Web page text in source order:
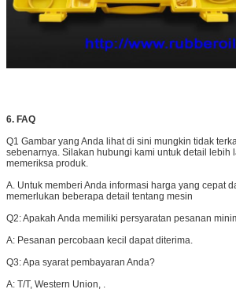
6. FAQ
Q1 Gambar yang Anda lihat di sini mungkin tidak
sebenarnya. Silakan hubungi kami untuk detail lebih
memeriksa produk.
A. Untuk memberi Anda informasi harga yang cepat
memerlukan beberapa detail tentang mesin
Q2: Apakah Anda memiliki persyaratan pesanan
A: Pesanan percobaan kecil dapat diterima.
Q3: Apa syarat pembayaran Anda?
A: T/T, Western Union, .